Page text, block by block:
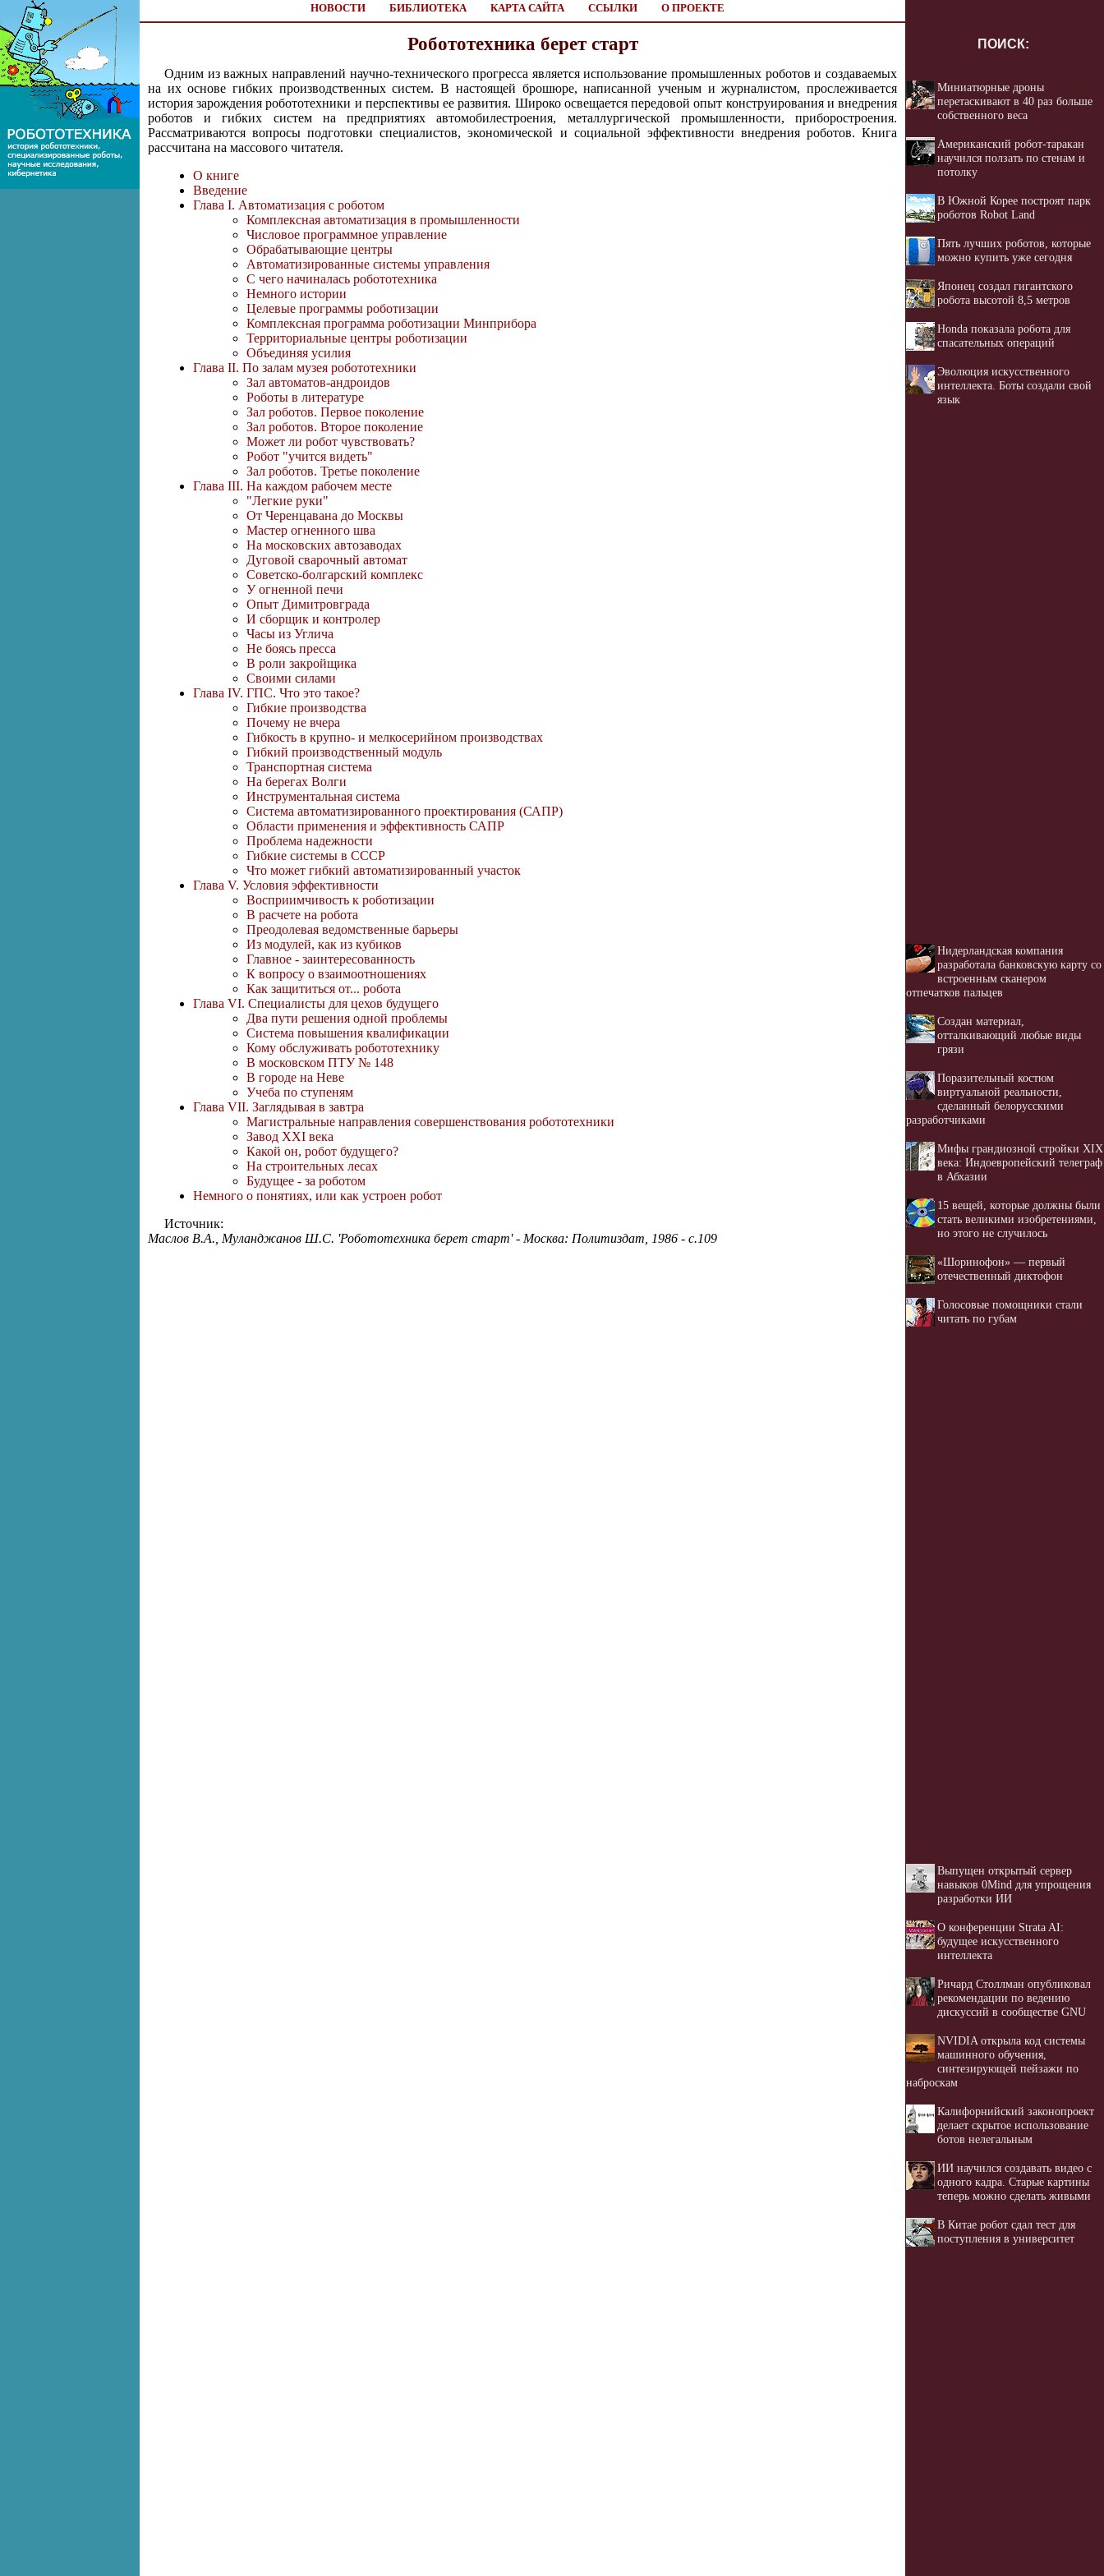
НОВОСТИ БИБЛИОТЕКА КАРТА САЙТА ССЫЛКИ О ПРОЕКТЕ
Робототехника берет старт
Одним из важных направлений научно-технического прогресса является использование промышленных роботов и создаваемых
на их основе гибких производственных систем. В настоящей брошюре, написанной ученым и журналистом, прослеживается
история зарождения робототехники и перспективы ее развития. Широко освещается передовой опыт конструирования и внедрения
роботов и гибких систем на предприятиях автомобилестроения, металлургической промышленности, приборостроения.
Рассматриваются вопросы подготовки специалистов, экономической и социальной эффективности внедрения роботов. Книга
рассчитана на массового читателя.
О книге
Введение
Глава I. Автоматизация с роботом
Комплексная автоматизация в промышленности
Числовое программное управление
Обрабатывающие центры
Автоматизированные системы управления
С чего начиналась робототехника
Немного истории
Целевые программы роботизации
Комплексная программа роботизации Минприбора
Территориальные центры роботизации
Объединяя усилия
Глава II. По залам музея робототехники
Зал автоматов-андроидов
Роботы в литературе
Зал роботов. Первое поколение
Зал роботов. Второе поколение
Может ли робот чувствовать?
Робот "учится видеть"
Зал роботов. Третье поколение
Глава III. На каждом рабочем месте
"Легкие руки"
От Черенцавана до Москвы
Мастер огненного шва
На московских автозаводах
Дуговой сварочный автомат
Советско-болгарский комплекс
У огненной печи
Опыт Димитровграда
И сборщик и контролер
Часы из Углича
Не боясь пресса
В роли закройщика
Своими силами
Глава IV. ГПС. Что это такое?
Гибкие производства
Почему не вчера
Гибкость в крупно- и мелкосерийном производствах
Гибкий производственный модуль
Транспортная система
На берегах Волги
Инструментальная система
Система автоматизированного проектирования (САПР)
Области применения и эффективность САПР
Проблема надежности
Гибкие системы в СССР
Что может гибкий автоматизированный участок
Глава V. Условия эффективности
Восприимчивость к роботизации
В расчете на робота
Преодолевая ведомственные барьеры
Из модулей, как из кубиков
Главное - заинтересованность
К вопросу о взаимоотношениях
Как защититься от... робота
Глава VI. Специалисты для цехов будущего
Два пути решения одной проблемы
Система повышения квалификации
Кому обслуживать робототехнику
В московском ПТУ № 148
В городе на Неве
Учеба по ступеням
Глава VII. Заглядывая в завтра
Магистральные направления совершенствования робототехники
Завод XXI века
Какой он, робот будущего?
На строительных лесах
Будущее - за роботом
Немного о понятиях, или как устроен робот
Источник:
Маслов В.А., Муланджанов Ш.С. 'Робототехника берет старт' - Москва: Политиздат, 1986 - с.109
ПОИСК:
Миниатюрные дроны
перетаскивают в 40 раз больше
собственного веса
Американский робот-таракан
научился ползать по стенам и
потолку
В Южной Корее построят парк
роботов Robot Land
Пять лучших роботов, которые
можно купить уже сегодня
Японец создал гигантского
робота высотой 8,5 метров
Honda показала робота для
спасательных операций
Эволюция искусственного
интеллекта. Боты создали свой
язык
Нидерландская компания
разработала банковскую карту со
встроенным сканером
отпечатков пальцев
Создан материал,
отталкивающий любые виды
грязи
Поразительный костюм
виртуальной реальности,
сделанный белорусскими
разработчиками
Мифы грандиозной стройки XIX
века: Индоевропейский телеграф
в Абхазии
15 вещей, которые должны были
стать великими изобретениями,
но этого не случилось
«Шоринофон» — первый
отечественный диктофон
Голосовые помощники стали
читать по губам
Выпущен открытый сервер
навыков 0Mind для упрощения
разработки ИИ
О конференции Strata AI:
будущее искусственного
интеллекта
Ричард Столлман опубликовал
рекомендации по ведению
дискуссий в сообществе GNU
NVIDIA открыла код системы
машинного обучения,
синтезирующей пейзажи по
наброскам
Калифорнийский законопроект
делает скрытое использование
ботов нелегальным
ИИ научился создавать видео с
одного кадра. Старые картины
теперь можно сделать живыми
В Китае робот сдал тест для
поступления в университет